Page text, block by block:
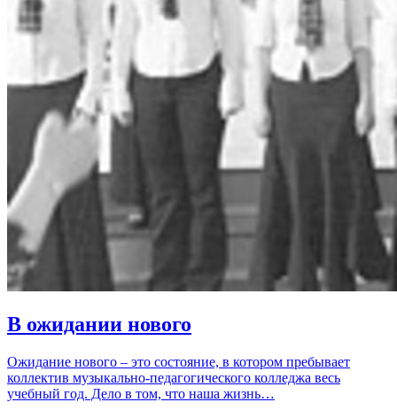
В ожидании нового
Ожидание нового – это состояние, в котором пребывает
коллектив музыкально-педагогического колледжа весь
учебный год. Дело в том, что наша жизнь…